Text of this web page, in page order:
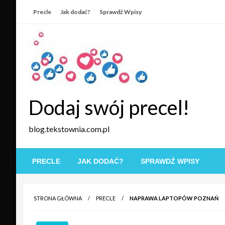
Precle Jak dodać? Sprawdź Wpisy
Dodaj swój precel!
blog.tekstownia.com.pl
PRECLE JAK DODAĆ? SPRAWDŹ WPISY
STRONA GŁÓWNA PRECLE NAPRAWA LAPTOPÓW POZNAŃ